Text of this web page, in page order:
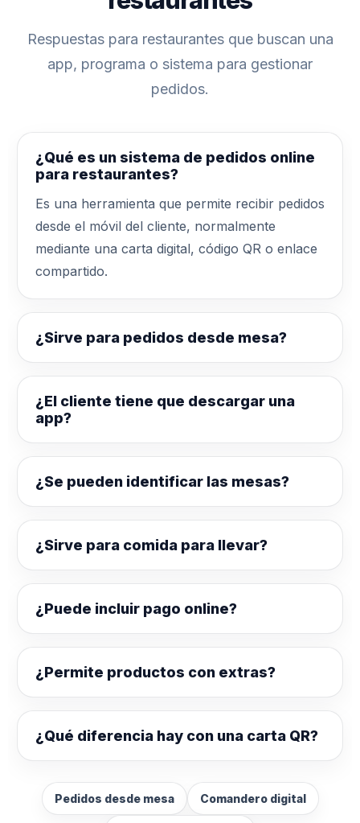
Respuestas para restaurantes que buscan una
app, programa o sistema para gestionar
pedidos.
¿Qué es un sistema de pedidos online
para restaurantes?
Es una herramienta que permite recibir pedidos
desde el móvil del cliente, normalmente
mediante una carta digital, código QR o enlace
compartido.
¿Sirve para pedidos desde mesa?
¿El cliente tiene que descargar una
app?
¿Se pueden identificar las mesas?
¿Sirve para comida para llevar?
¿Puede incluir pago online?
¿Permite productos con extras?
¿Qué diferencia hay con una carta QR?
Pedidos desde mesa Comandero digital